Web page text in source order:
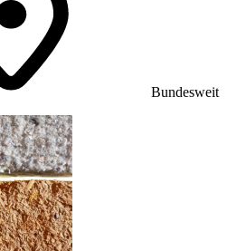
Bundesweit